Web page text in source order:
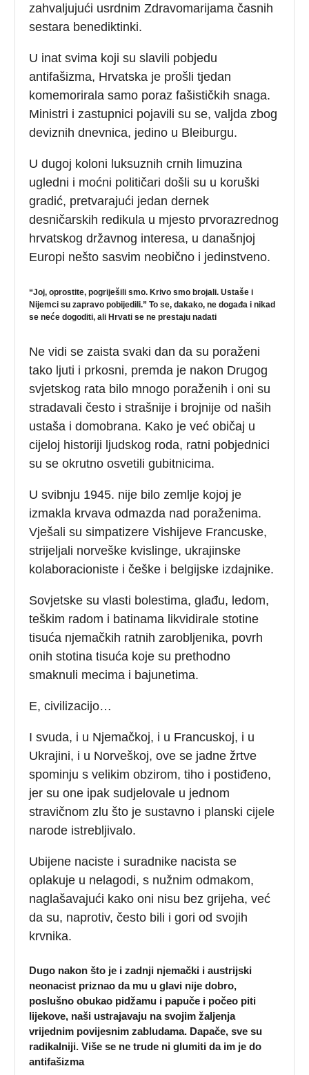
zahvaljujući usrdnim Zdravomarijama časnih
sestara benediktinki.
U inat svima koji su slavili pobjedu
antifašizma, Hrvatska je prošli tjedan
komemorirala samo poraz fašističkih snaga.
Ministri i zastupnici pojavili su se, valjda zbog
deviznih dnevnica, jedino u Bleiburgu.
U dugoj koloni luksuznih crnih limuzina
ugledni i moćni političari došli su u koruški
gradić, pretvarajući jedan dernek
desničarskih redikula u mjesto prvorazrednog
hrvatskog državnog interesa, u današnjoj
Europi nešto sasvim neobično i jedinstveno.
“Joj, oprostite, pogriješili smo. Krivo smo brojali. Ustaše i
Nijemci su zapravo pobijedili.” To se, dakako, ne događa i nikad
se neće dogoditi, ali Hrvati se ne prestaju nadati
Ne vidi se zaista svaki dan da su poraženi
tako ljuti i prkosni, premda je nakon Drugog
svjetskog rata bilo mnogo poraženih i oni su
stradavali često i strašnije i brojnije od naših
ustaša i domobrana. Kako je već običaj u
cijeloj historiji ljudskog roda, ratni pobjednici
su se okrutno osvetili gubitnicima.
U svibnju 1945. nije bilo zemlje kojoj je
izmakla krvava odmazda nad poraženima.
Vješali su simpatizere Vishijeve Francuske,
strijeljali norveške kvislinge, ukrajinske
kolaboracioniste i češke i belgijske izdajnike.
Sovjetske su vlasti bolestima, glađu, ledom,
teškim radom i batinama likvidirale stotine
tisuća njemačkih ratnih zarobljenika, povrh
onih stotina tisuća koje su prethodno
smaknuli mecima i bajunetima.
E, civilizacijo…
I svuda, i u Njemačkoj, i u Francuskoj, i u
Ukrajini, i u Norveškoj, ove se jadne žrtve
spominju s velikim obzirom, tiho i postiđeno,
jer su one ipak sudjelovale u jednom
stravičnom zlu što je sustavno i planski cijele
narode istrebljivalo.
Ubijene naciste i suradnike nacista se
oplakuje u nelagodi, s nužnim odmakom,
naglašavajući kako oni nisu bez grijeha, već
da su, naprotiv, često bili i gori od svojih
krvnika.
Dugo nakon što je i zadnji njemački i austrijski
neonacist priznao da mu u glavi nije dobro,
poslušno obukao pidžamu i papuče i počeo piti
lijekove, naši ustrajavaju na svojim žaljenja
vrijednim povijesnim zabludama. Dapače, sve su
radikalniji. Više se ne trude ni glumiti da im je do
antifašizma